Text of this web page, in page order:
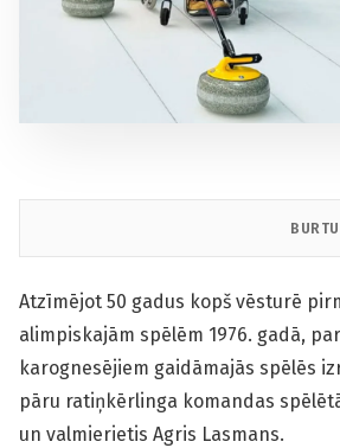
Atzīmējot 50 gadus kopš vēsturē
alimpiskajām spēlēm 1976. gadā,
karognesējiem gaidāmajās spēlēs
pāru ratiņkērlinga komandas
un valmierietis Agris Lasmans.